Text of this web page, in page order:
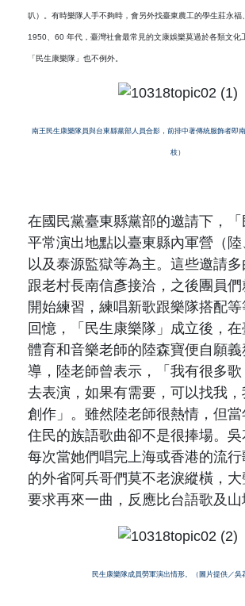
叭）。有時樂隊人手不夠時，會另外找臺東農工的學生莊永福
1950、 60 年代，臺灣社會最常見的文康娛樂莫過於各類文化
「民生康樂隊」也不例外。
南王民生康樂隊員與台東縣黨部人員合影，前排中著傳統服飾者即
枝）
在國民黨臺東縣黨部的邀請下，「
平常演出地點以臺東縣內軍營（
以及泰源監獄等為主。這些邀請
跟老村長南信彥接洽，之後團員
開始練習，練唱新歌跟樂隊搭配
回憶，「民生康樂隊」成立後，
體育和音樂老師的陸森寶便自願
導，陸老師曾表示，「 我有很多
去表演，如果有需要，可以找我
創作 」。雖然陸老師很熱情，但
住民的族語歌曲卻不是很捧場。吳
每次當她們唱完上海或香港的流
的外省阿兵哥們莫不老淚縱橫，大
要求再來一曲，反應比台語歌及山
民生康樂隊成員勞軍演出情形。（圖片提供／吳